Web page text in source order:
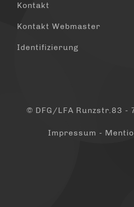
Kontakt
Kontakt Webmaster
Identifizierung
© DFG/LFA Runzstr.83 -
Impressum -